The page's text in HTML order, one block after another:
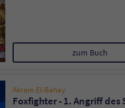
zum Buch
Akram El-Bahay
Foxfighter - 1. Angriff des
Session
Dieses Cookie gewährleistet die
Kommunikation der Webseite mit
Sicherheitscode des Kontaktformulars
überprüfen.